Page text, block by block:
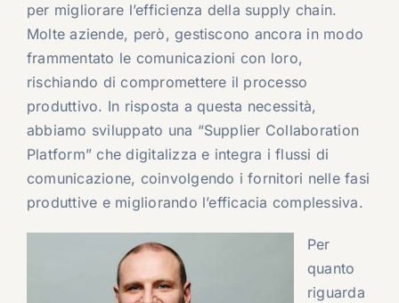
per migliorare l’efficienza della supply chain.
Molte aziende, però, gestiscono ancora in modo
frammentato le comunicazioni con loro,
rischiando di compromettere il processo
produttivo. In risposta a questa necessità,
abbiamo sviluppato una “Supplier Collaboration
Platform” che digitalizza e integra i flussi di
comunicazione, coinvolgendo i fornitori nelle fasi
produttive e migliorando l’efficacia complessiva.
Per
quanto
riguarda